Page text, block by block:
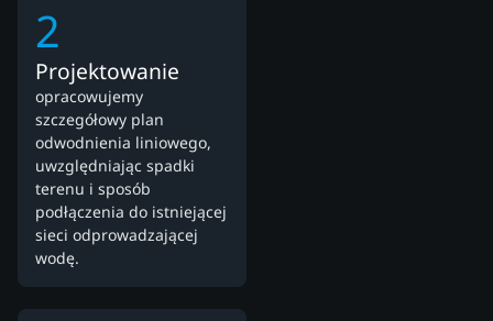
2
Projektowanie
opracowujemy
szczegółowy plan
odwodnienia liniowego,
uwzględniając spadki
terenu i sposób
podłączenia do istniejącej
sieci odprowadzającej
wodę.